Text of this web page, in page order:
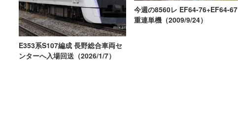
E353系S107編成 長野総合車両セ
ンターへ入場回送（2026/1/7）
今週の8560レ EF64-76+EF64-67
重連単機（2009/9/24）